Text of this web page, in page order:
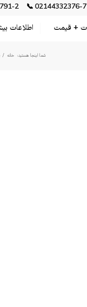
02144332376-7
📞
2
+ قیمت اطلاعات
شما اینجا هستید: خانه /